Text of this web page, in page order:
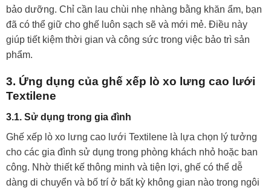
bảo dưỡng. Chỉ cần lau chùi nhẹ nhàng bằng khăn ẩm, bạn
đã có thể giữ cho ghế luôn sạch sẽ và mới mẻ. Điều này
giúp tiết kiệm thời gian và công sức trong việc bảo trì sản
phẩm.
3. Ứng dụng của ghế xếp lò xo lưng cao lưới
Textilene
3.1. Sử dụng trong gia đình
Ghế xếp lò xo lưng cao lưới Textilene là lựa chọn lý tưởng
cho các gia đình sử dụng trong phòng khách nhỏ hoặc ban
công. Nhờ thiết kế thông minh và tiện lợi, ghế có thể dễ
dàng di chuyển và bố trí ở bất kỳ không gian nào trong ngôi